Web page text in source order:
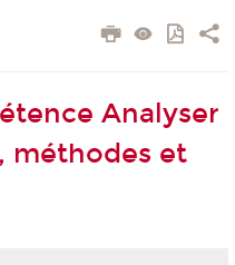
Analyser
méthodes et